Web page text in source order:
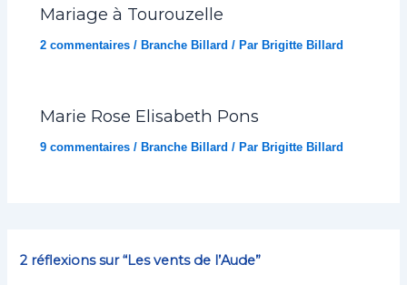
Mariage à Tourouzelle
2 commentaires / Branche Billard / Par Brigitte Billard
Marie Rose Elisabeth Pons
9 commentaires / Branche Billard / Par Brigitte Billard
2 réflexions sur “Les vents de l’Aude”